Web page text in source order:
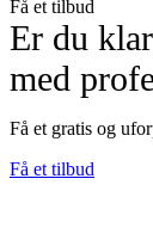
Få et tilbud
Er du
med
Få et gratis og
Få et tilbud